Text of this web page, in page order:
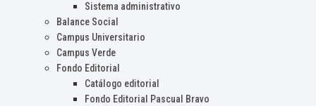
Sistema administrativo
Balance Social
Campus Universitario
Campus Verde
Fondo Editorial
Catálogo editorial
Fondo Editorial Pascual Bravo